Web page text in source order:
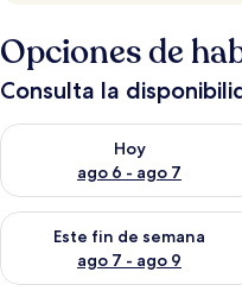
Opciones de
Consulta la
Hoy
ago 6 - ago 7
Consulta la disponibilidad
Este fin de semana
ago 7 - ago 9
Consulta la disponibilidad